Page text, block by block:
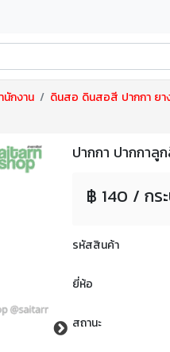
กงาน ดินสอ ดินสอสี ปากกา ย
ปากกา ปากกาลู
฿ 140 / กร
รหัสสินค้า
ยี่ห้อ
สถานะ